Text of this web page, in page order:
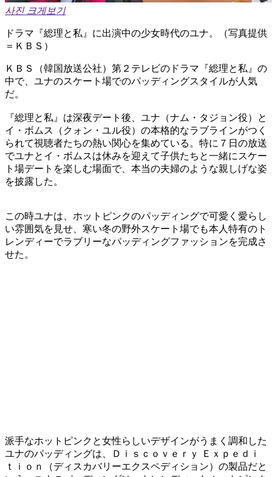
사진 크게보기
ドラマ『総理と私』に出演中の少女時代のユナ。（写真提供
＝ＫＢＳ）
ＫＢＳ（韓国放送公社）第２テレビのドラマ『総理と私』の
中で、ユナのスケート場でのパッディングスタイルが人気
だ。
『総理と私』は深夜デート後、ユナ（ナム・タジョン役）と
イ・ボムス（クォン・ユル役）の本格的なラブラインがつく
られて視聴者たちの熱い関心を集めている。特に７日の放送
でユナとイ・ボムスは休みを迎えて子供たちと一緒にスケー
ト場デートを楽しむ場面で、本当の夫婦のような親しげな姿
を披露した。
この時ユナは、ホットピンクのパッディングで可愛く愛らし
い雰囲気を見せ、寒い冬の野外スケート場でも本人特有のト
レンディーでラブリーなパッディングファッションを完成さ
せた。
派手なホットピンクと女性らしいデザインがうまく調和した
ユナのパッディングは、Ｄｉｓｃｏｖｅｒｙ Ｅｘｐｅｄｉ
ｔｉｏｎ（ディスカバリーエクスペディション）の製品だと